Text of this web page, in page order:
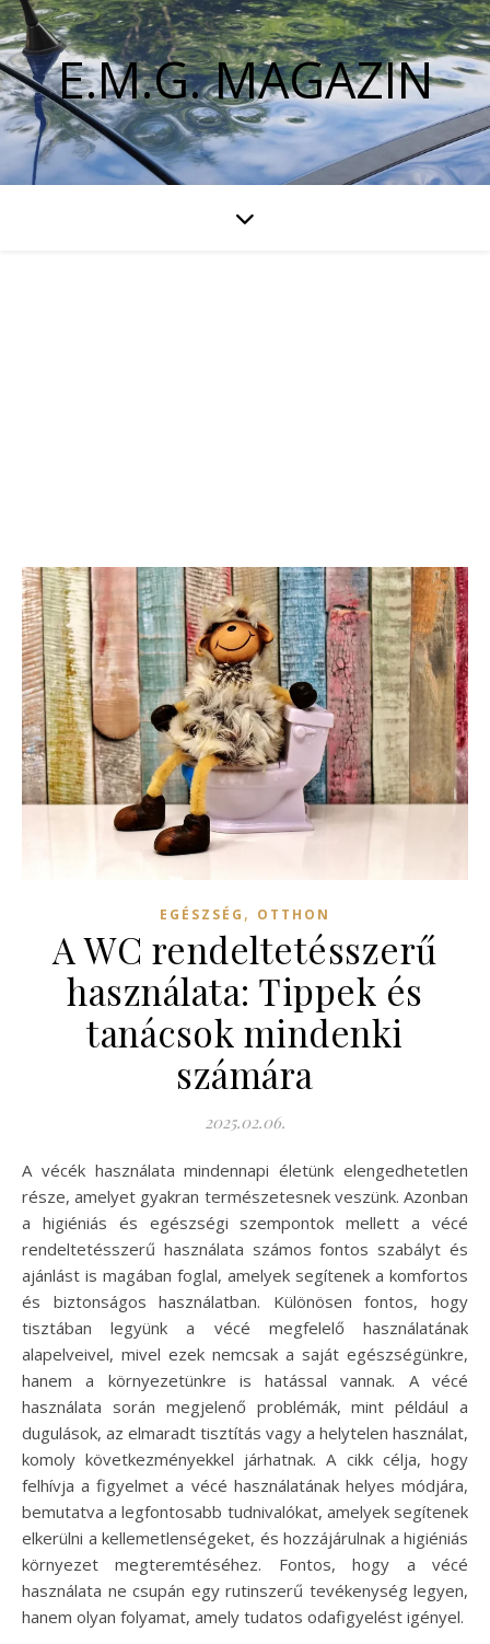
E.M.G. MAGAZIN
EGÉSZSÉG , OTTHON
A WC rendeltetésszerű
használata: Tippek és
tanácsok mindenki
számára
2025.02.06.
A vécék használata mindennapi életünk elengedhetetlen
része, amelyet gyakran természetesnek veszünk. Azonban
a higiéniás és egészségi szempontok mellett a vécé
rendeltetésszerű használata számos fontos szabályt és
ajánlást is magában foglal, amelyek segítenek a komfortos
és biztonságos használatban. Különösen fontos, hogy
tisztában legyünk a vécé megfelelő használatának
alapelveivel, mivel ezek nemcsak a saját egészségünkre,
hanem a környezetünkre is hatással vannak. A vécé
használata során megjelenő problémák, mint például a
dugulások, az elmaradt tisztítás vagy a helytelen használat,
komoly következményekkel járhatnak. A cikk célja, hogy
felhívja a figyelmet a vécé használatának helyes módjára,
bemutatva a legfontosabb tudnivalókat, amelyek segítenek
elkerülni a kellemetlenségeket, és hozzájárulnak a higiéniás
környezet megteremtéséhez. Fontos, hogy a vécé
használata ne csupán egy rutinszerű tevékenység legyen,
hanem olyan folyamat, amely tudatos odafigyelést igényel.